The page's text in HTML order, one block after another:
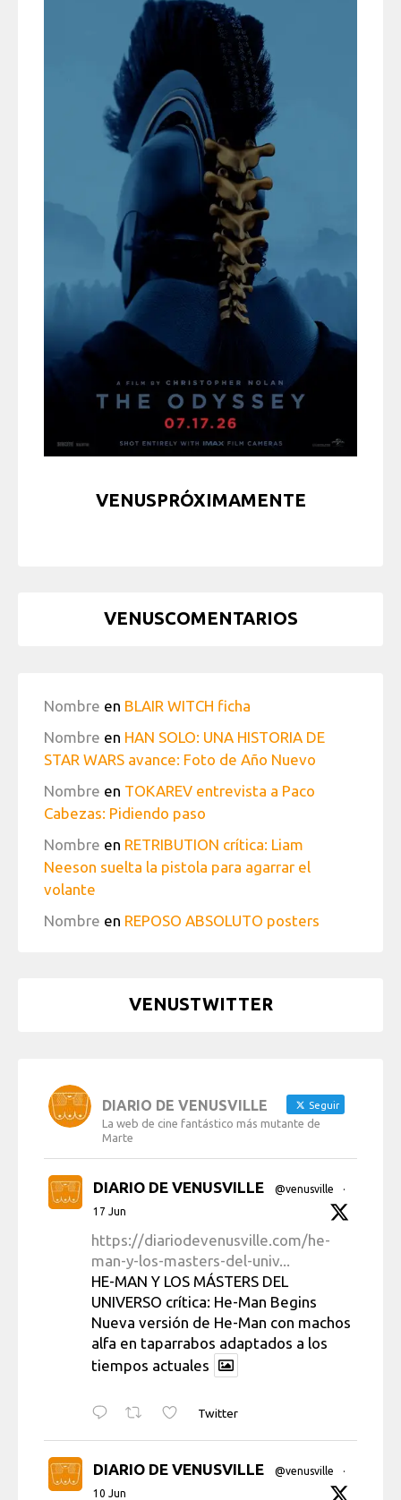
VENUSPRÓXIMAMENTE
VENUSCOMENTARIOS
Nombre en BLAIR WITCH ficha
Nombre en HAN SOLO: UNA HISTORIA DE
STAR WARS avance: Foto de Año Nuevo
Nombre en TOKAREV entrevista a Paco
Cabezas: Pidiendo paso
Nombre en RETRIBUTION crítica: Liam
Neeson suelta la pistola para agarrar el
volante
Nombre en REPOSO ABSOLUTO posters
VENUSTWITTER
DIARIO DE VENUSVILLE Seguir
La web de cine fantástico más mutante de
Marte
DIARIO DE VENUSVILLE @venusville
·
17 Jun
https://diariodevenusville.com/he-
man-y-los-masters-del-univ...
HE-MAN Y LOS MÁSTERS DEL
UNIVERSO crítica: He-Man Begins
Nueva versión de He-Man con machos
alfa en taparrabos adaptados a los
tiempos actuales
Twitter
DIARIO DE VENUSVILLE @venusville
·
10 Jun